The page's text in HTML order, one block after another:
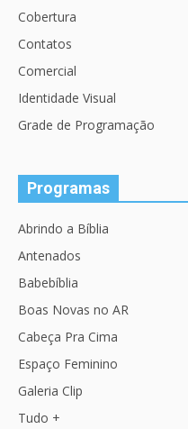
Cobertura
Contatos
Comercial
Identidade Visual
Grade de Programação
Programas
Abrindo a Bíblia
Antenados
Babebíblia
Boas Novas no AR
Cabeça Pra Cima
Espaço Feminino
Galeria Clip
Tudo +